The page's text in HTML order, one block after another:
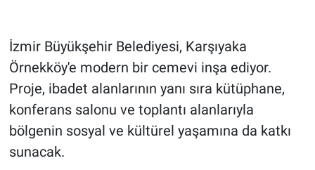
İzmir Büyükşehir Belediyesi, Karşıyaka
Örnekköy'e modern bir cemevi inşa ediyor.
Proje, ibadet alanlarının yanı sıra kütüphane,
konferans salonu ve toplantı alanlarıyla
bölgenin sosyal ve kültürel yaşamına da katkı
sunacak.